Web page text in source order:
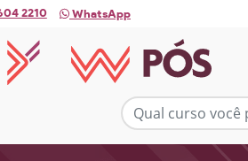
2210 WhatsApp